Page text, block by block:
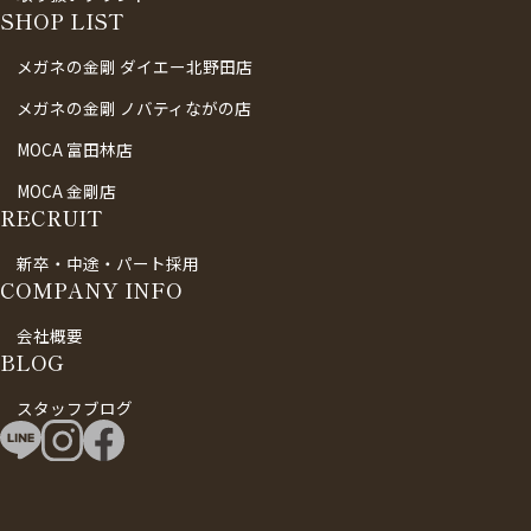
SHOP LIST
メガネの金剛 ダイエー北野田店
メガネの金剛 ノバティながの店
MOCA 富田林店
MOCA 金剛店
RECRUIT
新卒・中途・パート採用
COMPANY INFO
会社概要
BLOG
スタッフブログ